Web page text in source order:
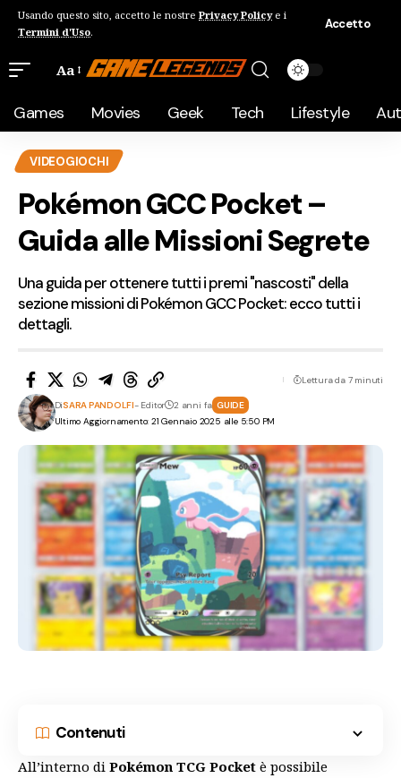
Usando questo sito, accetto le nostre Privacy Policye i
Termini d'Uso.
Accetto
Aa
Games Movies Geek Tech Lifestyle
VIDEOGIOCHI
Pokémon GCC Pocket –
Guida alle Missioni Segrete
Una guida per ottenere tutti i premi "nascosti" della
sezione missioni di Pokémon GCC Pocket: ecco tutti i
dettagli.
Ultimo Aggiornamento: 21 Gennaio 2025 alle 5:50 PM
DiSARA PANDOLFI- Editor 2 anni fa GUIDE
Lettura da 7 minuti
Contenuti
All’interno di Pokémon TCG Pocket è possibile